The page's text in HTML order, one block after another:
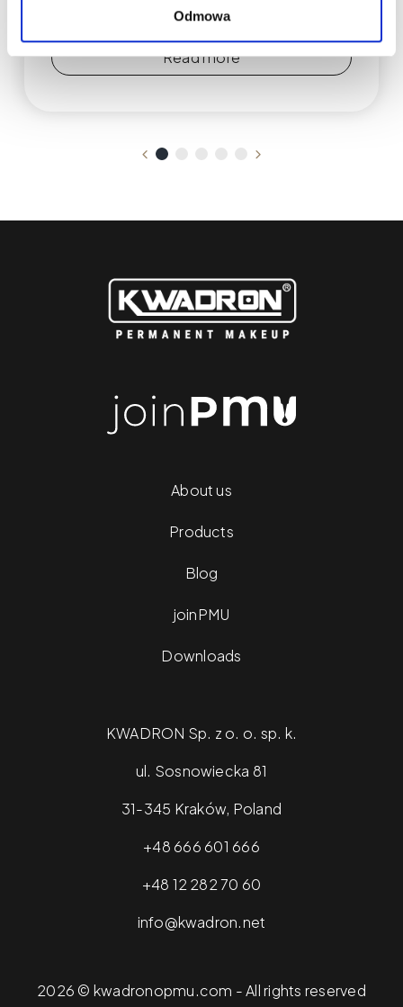
Odmowa
and setting boundaries.
Read more
About us
Products
Blog
joinPMU
Downloads
KWADRON Sp. z o. o. sp. k.
ul. Sosnowiecka 81
31-345 Kraków, Poland
+48 666 601 666
+48 12 282 70 60
info@kwadron.net
2026 © kwadronopmu.com - All rights reserved